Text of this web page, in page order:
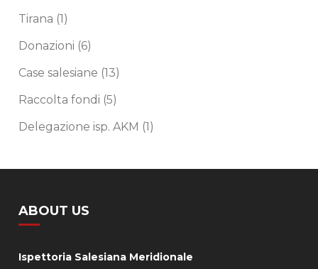
Tirana (1)
Donazioni (6)
Case salesiane (13)
Raccolta fondi (5)
Delegazione isp. AKM (1)
ABOUT US
Ispettoria Salesiana Meridionale